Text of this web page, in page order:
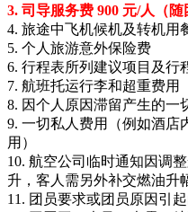
3. 司导服务费 900 元/人（随
4. 旅途中飞机候机及转机用
5. 个人旅游意外保险费
6. 行程表所列建议项目及行
7. 航班托运行李和超重费用
8. 因个人原因滞留产生的一
9. 一切私人费用（例如酒店
用）
10. 航空公司临时通知因调
升，客人需另外补交燃油升
11. 团员要求或团员原因引